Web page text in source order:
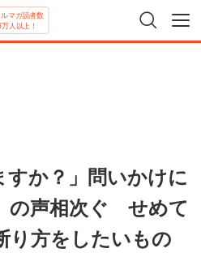
ルマガ読者数
人以上！
すか？」問いかけに
の声相次ぐ せめて
り方をしたいもの